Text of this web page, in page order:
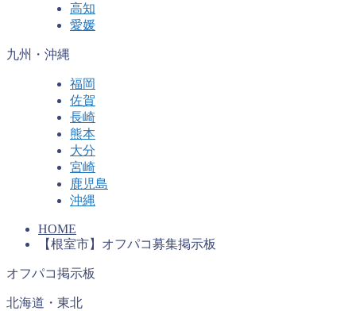
高知
愛媛
九州・沖縄
福岡
佐賀
長崎
熊本
大分
宮崎
鹿児島
沖縄
HOME
【根室市】オフパコ募集掲示板
オフパコ掲示板
北海道・東北